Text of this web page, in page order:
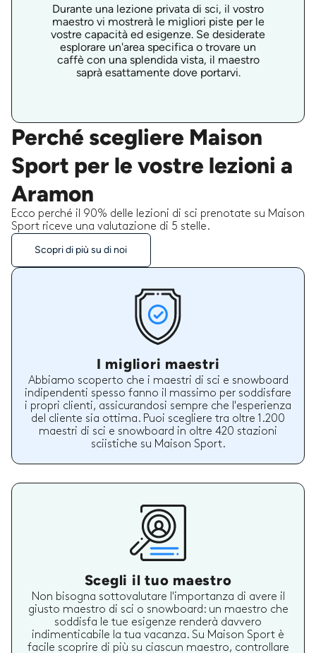
Durante una lezione privata di sci, il vostro
maestro vi mostrerà le migliori piste per le
vostre capacità ed esigenze. Se desiderate
esplorare un'area specifica o trovare un
caffè con una splendida vista, il maestro
saprà esattamente dove portarvi.
Perché scegliere Maison
Sport per le vostre lezioni a
Aramon
Ecco perché il 90% delle lezioni di sci prenotate su Maison
Sport riceve una valutazione di 5 stelle.
Scopri di più su di noi
I migliori maestri
Abbiamo scoperto che i maestri di sci e snowboard
indipendenti spesso fanno il massimo per soddisfare
i propri clienti, assicurandosi sempre che l'esperienza
del cliente sia ottima. Puoi scegliere tra oltre 1.200
maestri di sci e snowboard in oltre 420 stazioni
sciistiche su Maison Sport.
Scegli il tuo maestro
Non bisogna sottovalutare l'importanza di avere il
giusto maestro di sci o snowboard: un maestro che
soddisfa le tue esigenze renderà davvero
indimenticabile la tua vacanza. Su Maison Sport è
facile scoprire di più su ciascun maestro, controllare